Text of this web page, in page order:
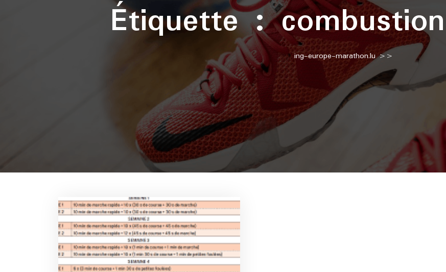
Étiquette :
ing-europe-marathon.lu>>